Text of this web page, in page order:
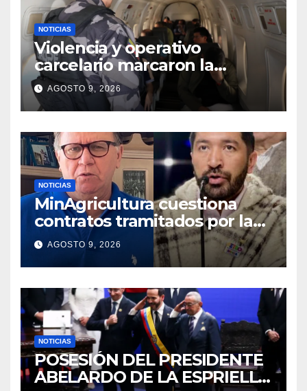
NOTICIAS
Violencia y operativo
carcelario marcaron la
primera jornada del nuevo
Gobierno
AGOSTO 9, 2026
NOTICIAS
MinAgricultura cuestiona
contratos tramitados por la
Agencia de Desarrollo Rural
durante jornada del sábado
AGOSTO 9, 2026
NOTICIAS
POSESIÓN DEL PRESIDENTE
ABELARDO DE LA ESPRIELLA